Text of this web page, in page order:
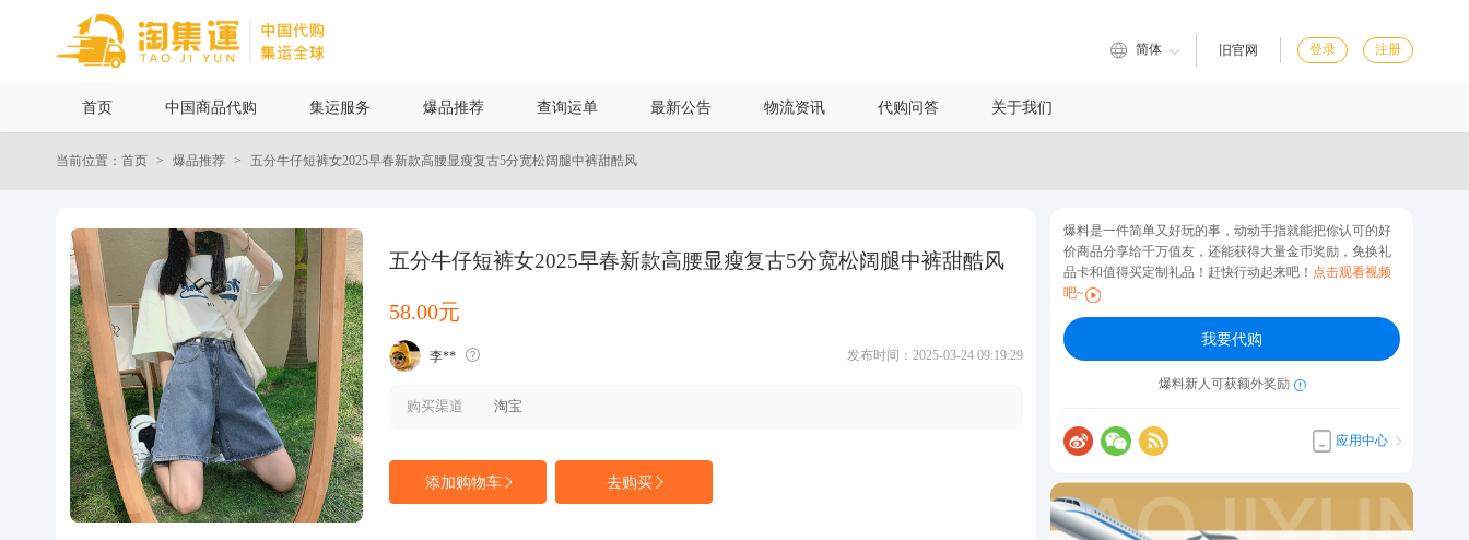
爆品推荐
查询运单
最新公告
物流资讯
代购问答
简体 旧官网 登录 注册
首页 中国商品代购 集运服务 爆品推荐 查询运单 最新公告 物流资讯 代购问答 关于我们
当前位置：首页 爆品推荐 五分牛仔短裤女2025早春新款高腰显瘦复古5分宽松阔腿中裤甜酷风
五分牛仔短裤女2025早春新款高腰显瘦复古5分宽松阔腿中裤甜酷风
58.00元
李** 发布时间：2025-03-24 09:19:29
购买渠道 淘宝
添加购物车 去购买
爆料是一件简单又好玩的事，动动手指就能把你认可的好
价商品分享给千万值友，还能获得大量金币奖励，免换礼
品卡和值得买定制礼品！赶快行动起来吧！ 点击观看视频
吧~
我要代购
爆料新人可获额外奖励
应用中心